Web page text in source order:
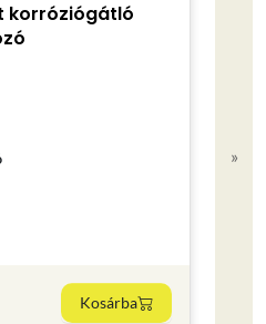
korróziógátló
Kosárba
»